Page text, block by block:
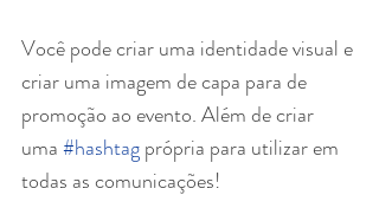
Você pode criar uma identidade visual e
criar uma imagem de capa para de
promoção ao evento. Além de criar
uma #hashtag própria para utilizar em
todas as comunicações!